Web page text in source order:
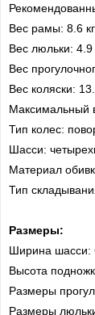
Вес рамы: 8.6
Вес люльки: 4.9
Вес
Вес коляски:
Максимальный
Тип колес:
Шасси:
Материал
Тип
Размеры:
Ширина шасси:
Высота
Размеры
Размеры